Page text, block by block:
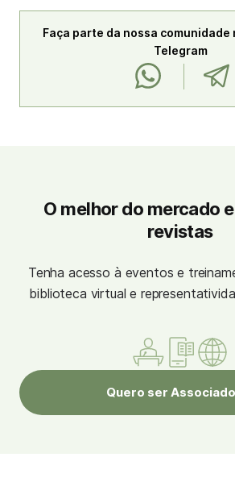
Faça parte da nossa comunidade
Telegram
O melhor do mercado
revistas
Tenha acesso à eventos e
biblioteca virtual e
Quero ser Associado